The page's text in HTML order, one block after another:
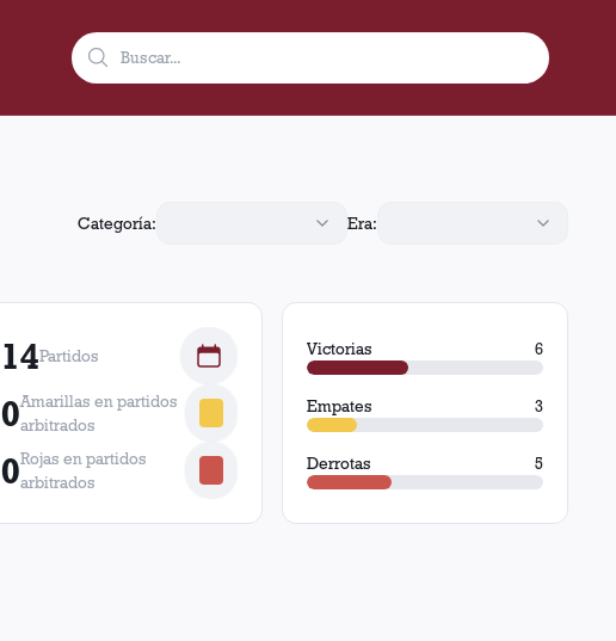
Categoría: Era:
14Partidos
0Amarillas en partidos
arbitrados
0Rojas en partidos
arbitrados
Victorias 6
Empates 3
Derrotas 5